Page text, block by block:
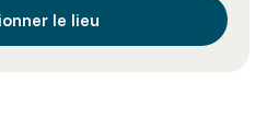
le lieu